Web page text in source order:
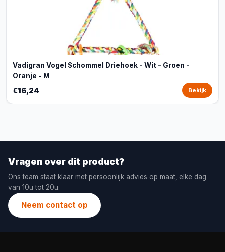
Vadigran Vogel Schommel Driehoek - Wit - Groen -
Oranje - M
€16,24 Bekijk
Vragen over dit product?
Ons team staat klaar met persoonlijk advies op maat, elke dag
van 10u tot 20u.
Neem contact op